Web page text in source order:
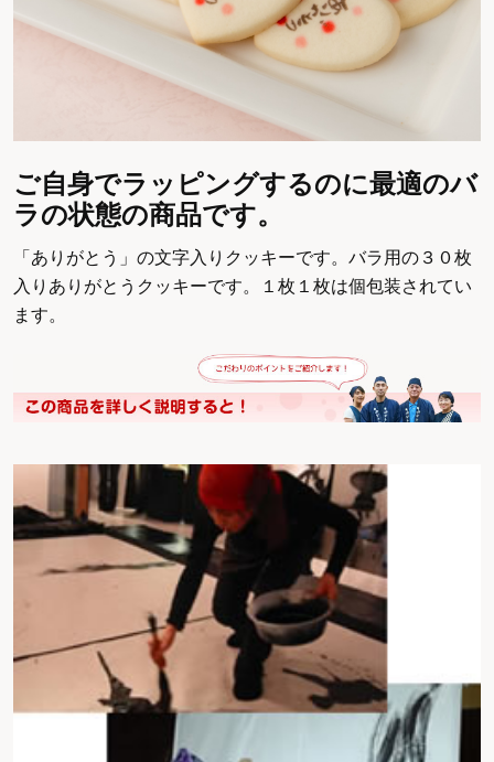
ご自身でラッピングするのに最適のバ
ラの状態の商品です。
「ありがとう」の文字入りクッキーです。バラ用の３０枚
入りありがとうクッキーです。１枚１枚は個包装されてい
ます。